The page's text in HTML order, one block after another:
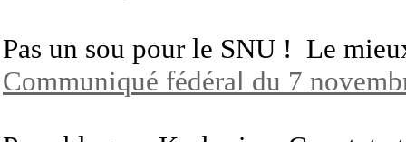
Pas un sou pour le SNU ! Le
Communiqué fédéral du 7